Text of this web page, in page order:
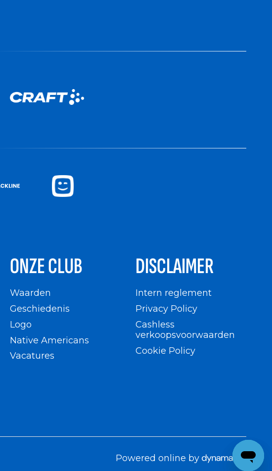
ONZE CLUB
Waarden
Geschiedenis
Logo
Native Americans
Vacatures
DISCLAIMER
Intern reglement
Privacy Policy
Cashless
verkoopsvoorwaarden
Cookie Policy
Powered online by